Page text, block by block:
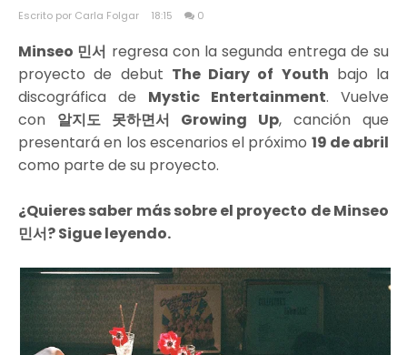
Escrito por Carla Folgar 18:15 0
Minseo 민서 regresa con la segunda entrega de su
proyecto de debut The Diary of Youth bajo la
discográfica de Mystic Entertainment. Vuelve
con 알지도 못하면서 Growing Up, canción que
presentará en los escenarios el próximo 19 de abril
como parte de su proyecto.
¿Quieres saber más sobre el proyecto de Minseo
민서? Sigue leyendo.